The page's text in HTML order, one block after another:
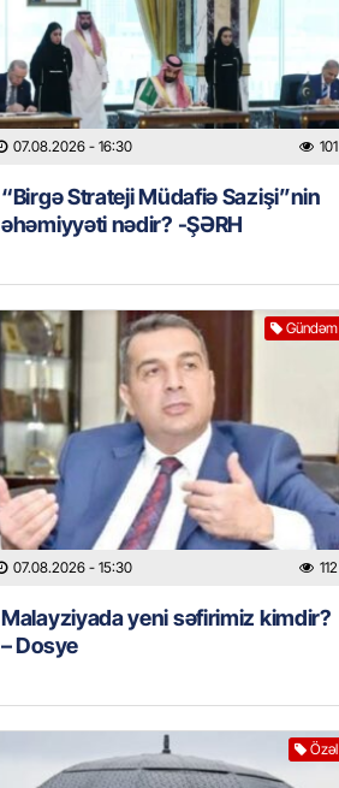
07.08.2026 - 16:30 101
“Birgə Strateji Müdafiə Sazişi”nin
əhəmiyyəti nədir? -ŞƏRH
Gündəm
07.08.2026 - 15:30 112
Malayziyada yeni səfirimiz kimdir?
– Dosye
Özəl